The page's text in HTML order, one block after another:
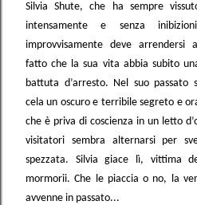
Silvia Shute, che ha sempre
intensamente e senza
improvvisamente deve arrendersi
fatto che la sua vita abbia subito
battuta d’arresto. Nel suo passato
cela un oscuro e terribile segreto e
che è priva di coscienza in un letto
visitatori sembra alternarsi per
spezzata. Silvia giace lì, vittima
mormorii. Che le piaccia o no, la
avvenne in passato...